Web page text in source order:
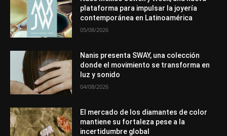
Premios
Secciones Sin categoría
Sucesos
Más
plataforma para impulsar la joyería
contemporánea en Latinoamérica
05/08/2026
Nanis presenta SWAY, una colección
donde el movimiento se transforma en
luz y sonido
04/08/2026
El mercado de los diamantes de color
mantiene su fortaleza pese a la
incertidumbre global